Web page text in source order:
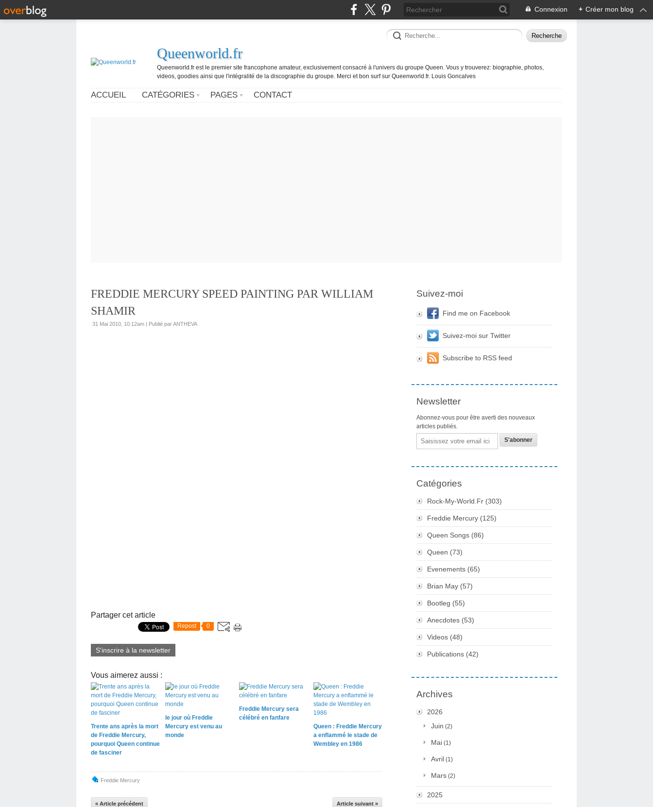
Connexion + Créer mon blog
Queenworld.fr
Queenworld.fr est le premier site francophone amateur, exclusivement consacré à l'univers du groupe Queen. Vous y trouverez: biographie, photos,
videos, goodies ainsi que l'intégralité de la discographie du groupe. Merci et bon surf sur Queenworld.fr. Louis Goncalves
ACCUEIL CATÉGORIES PAGES CONTACT
FREDDIE MERCURY SPEED PAINTING PAR WILLIAM
SHAMIR
31 Mai 2010, 10:12am | Publié par ANTHEVA
Partager cet article
Repost 0
S'inscrire à la newsletter
Vous aimerez aussi :
Trente ans après la mort
de Freddie Mercury,
pourquoi Queen continue
de fasciner
le jour où Freddie
Mercury est venu au
monde
Freddie Mercury sera
célébré en fanfare
Queen : Freddie Mercury
a enflammé le stade de
Wembley en 1986
Freddie Mercury
« Article précédent Article suivant »
Suivez-moi
Find me on Facebook
Suivez-moi sur Twitter
Subscribe to RSS feed
Newsletter
Abonnez-vous pour être averti des nouveaux
articles publiés.
Email
Catégories
Rock-My-World.fr (303)
Freddie Mercury (125)
Queen Songs (86)
Queen (73)
Evenements (65)
Brian May (57)
Bootleg (55)
Anecdotes (53)
Videos (48)
Publications (42)
Archives
2026
Juin (2)
Mai (1)
Avril (1)
Mars (2)
2025